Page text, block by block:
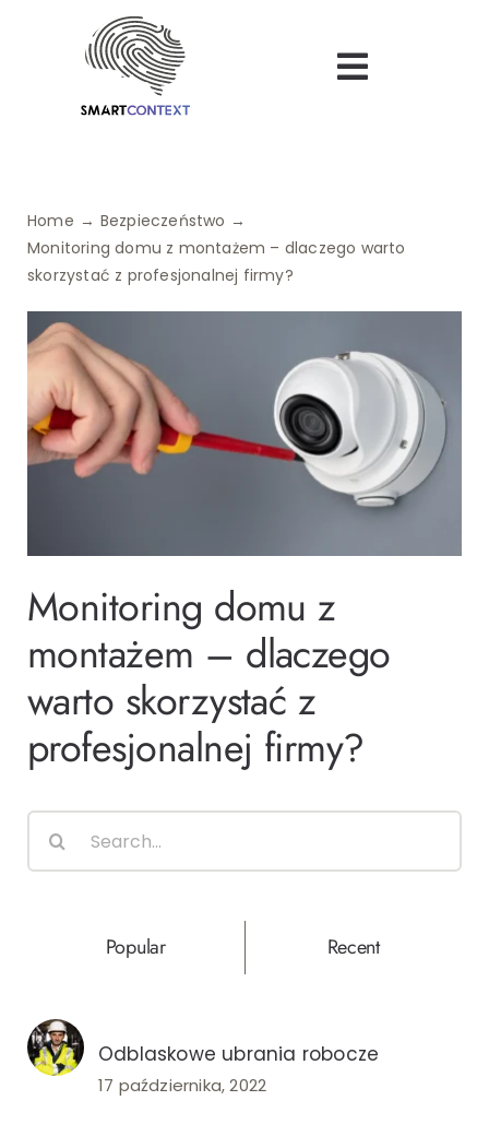
Toggle
Uroda
Turystyka
Dietetyka
Wystrój wnętrz
Home
Bezpieczeństwo
Monitoring domu z montażem – dlaczego warto
skorzystać z profesjonalnej firmy?
Monitoring domu z
montażem – dlaczego
warto skorzystać z
profesjonalnej firmy?
Popular Recent
Odblaskowe ubrania robocze
17 października, 2022